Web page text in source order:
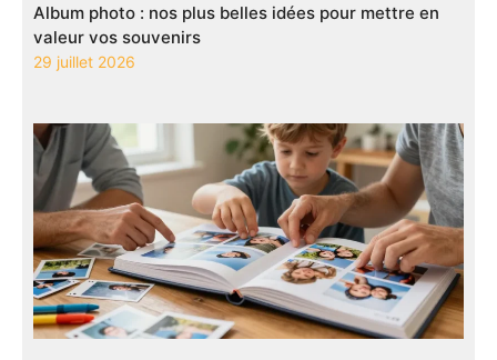
Album photo : nos plus belles idées pour mettre en
valeur vos souvenirs
29 juillet 2026